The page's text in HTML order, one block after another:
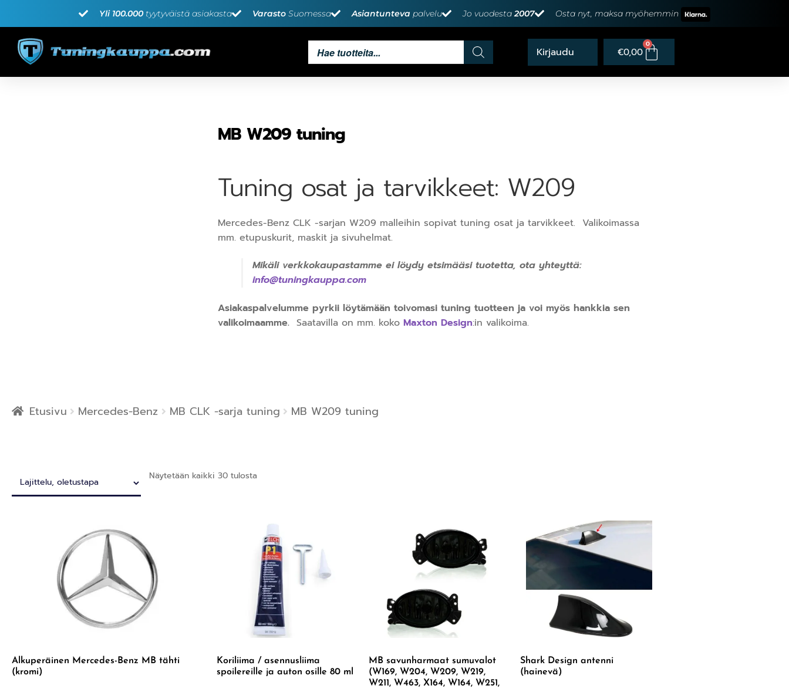
Yli 100.000 tyytyväistä asiakasta Varasto Suomessa Asiantunteva palvelu Jo vuodesta2007 Osta nyt, maksa myöhemmin
€0,00
0
MB W209 tuning
Tuning osat ja tarvikkeet: W209
Mercedes-Benz CLK -sarjan W209 malleihin sopivat tuning osat ja tarvikkeet. Valikoimassa
mm. etupuskurit, maskit ja sivuhelmat.
Mikäli verkkokaupastamme ei löydy etsimääsi tuotetta, ota yhteyttä:
info@tuningkauppa.com
Asiakaspalvelumme pyrkii löytämään toivomasi tuning tuotteen ja voi myös hankkia sen
valikoimaamme. Saatavilla on mm. koko Maxton Design:in valikoima.
Etusivu Mercedes-Benz MB CLK -sarja tuning MB W209 tuning
Näytetään kaikki 30 tulosta
Alkuperäinen Mercedes-Benz MB tähti
(kromi)
Koriliima / asennusliima
spoilereille ja auton osille 80 ml
MB savunharmaat sumuvalot
(W169, W204, W209, W219,
W211, W463, X164, W164, W251,
Shark Design antenni
(hainevä)